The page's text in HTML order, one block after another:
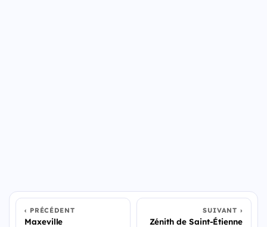
PRÉCÉDENT
Maxeville
SUIVANT
Zénith de Saint-Étienne